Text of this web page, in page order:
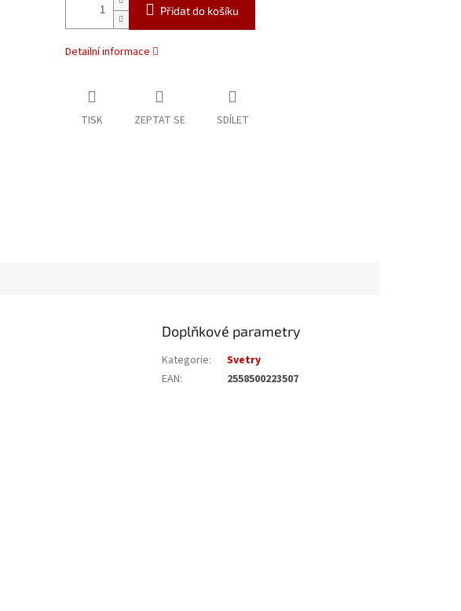
Přidat do košíku
Detailní informace
TISK ZEPTAT SE SDÍLET
Doplňkové parametry
Kategorie:
Svetry
EAN: 2558500223507